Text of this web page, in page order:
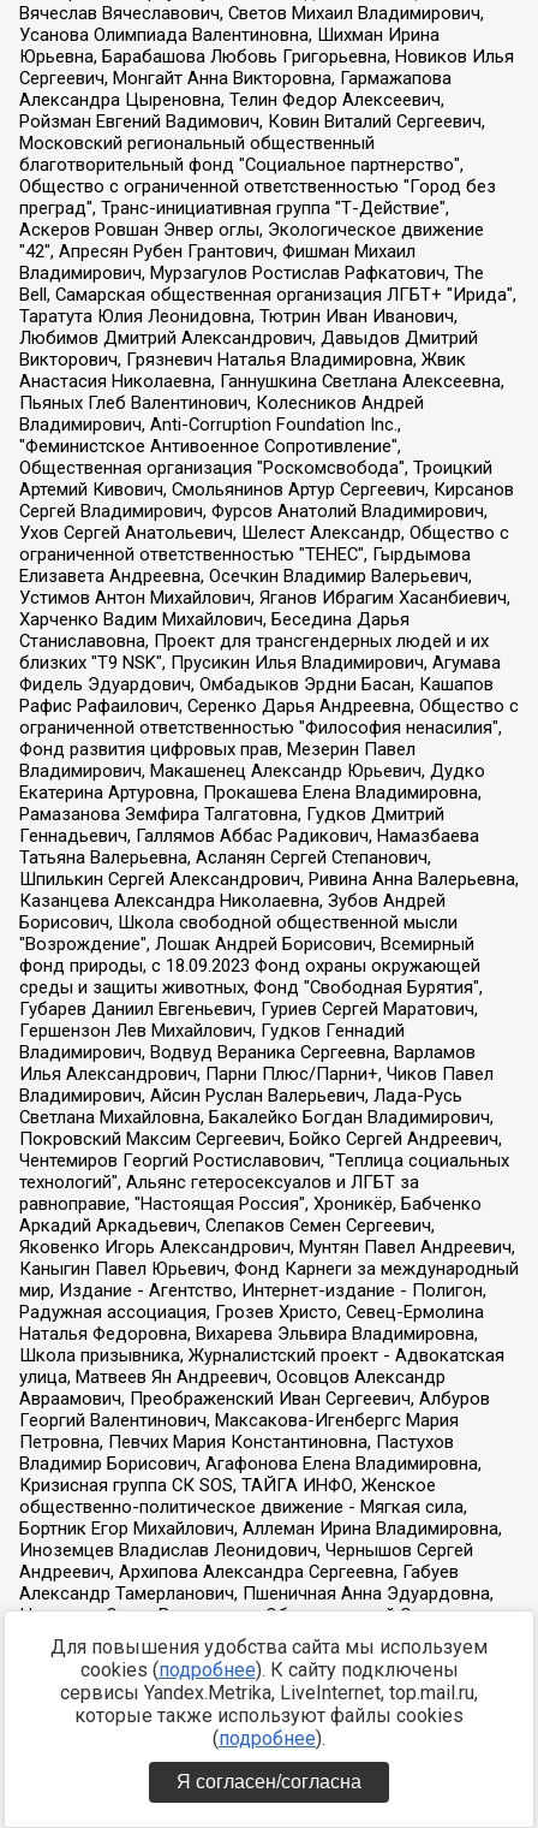
Для повышения удобства сайта мы используем
cookies (подробнее). К сайту подключены
сервисы Yandex.Metrika, LiveInternet, top.mail.ru,
которые также используют файлы cookies
(подробнее).
Я согласен/согласна